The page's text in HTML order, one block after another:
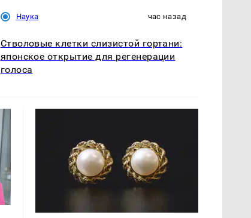
Наука час назад
Стволовые клетки слизистой гортани:
японское открытие для регенерации
голоса